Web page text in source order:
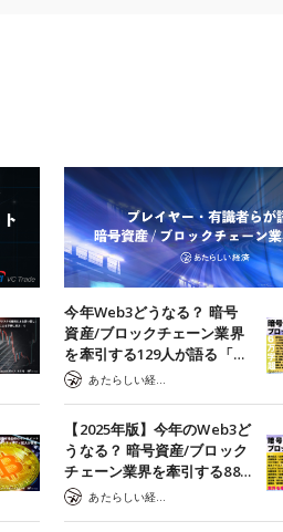
今年Web3どうなる？ 暗号
資産/ブロックチェーン業界
を牽引する129人が語る「…
あたらしい経済 編集部
【2025年版】今年のWeb3ど
うなる？ 暗号資産/ブロック
チェーン業界を牽引する88…
あたらしい経済 編集部